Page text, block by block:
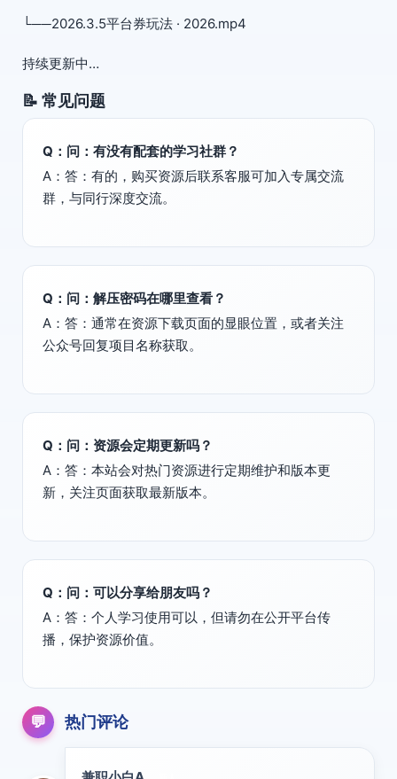
└──2026.3.5平台券玩法 · 2026.mp4
持续更新中…
📝 常见问题
Q：问：有没有配套的学习社群？
A：答：有的，购买资源后联系客服可加入专属交流
群，与同行深度交流。
Q：问：解压密码在哪里查看？
A：答：通常在资源下载页面的显眼位置，或者关注
公众号回复项目名称获取。
Q：问：资源会定期更新吗？
A：答：本站会对热门资源进行定期维护和版本更
新，关注页面获取最新版本。
Q：问：可以分享给朋友吗？
A：答：个人学习使用可以，但请勿在公开平台传
播，保护资源价值。
💬 热门评论